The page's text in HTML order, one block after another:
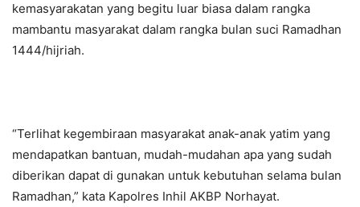
kemasyarakatan yang begitu luar biasa dalam rangka
mambantu masyarakat dalam rangka bulan suci Ramadhan
1444/hijriah.
“Terlihat kegembiraan masyarakat anak-anak yatim yang
mendapatkan bantuan, mudah-mudahan apa yang sudah
diberikan dapat di gunakan untuk kebutuhan selama bulan
Ramadhan,” kata Kapolres Inhil AKBP Norhayat.